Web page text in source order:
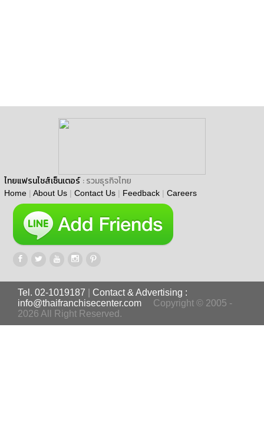
ไทยแฟรนไชส์เซ็นเตอร์ : รวมธุรกิจไทย
Home | About Us | Contact Us | Feedback | Careers
Tel. 02-1019187
Contact & Advertising :
info@thaifranchisecenter.com
Copyright © 2005 -
2026 All Right Reserved.